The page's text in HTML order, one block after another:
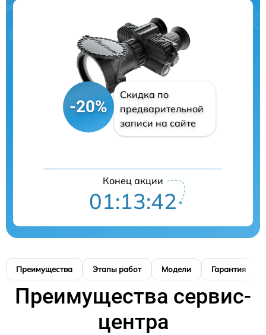
-20%
Скидка по
предварительной
записи на сайте
Конец акции
01:13:41
Преимущества Этапы работ Модели Гарантия
Преимущества сервис-
центра